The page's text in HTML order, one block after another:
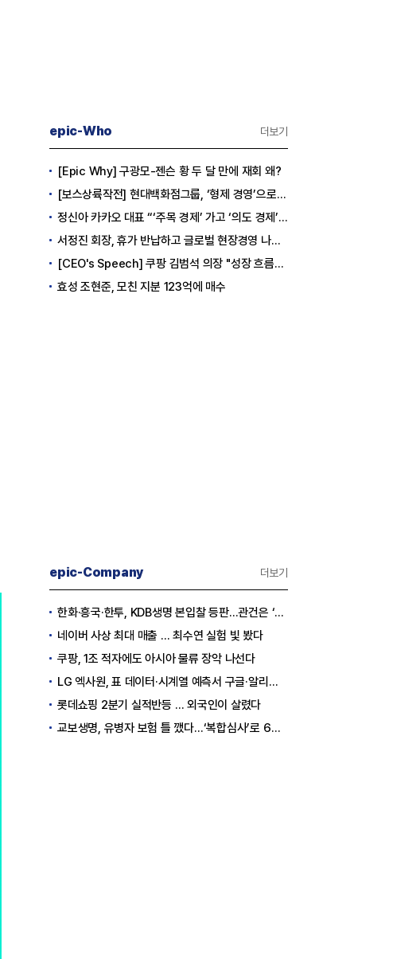
epic-Who 더보기
[Epic Why] 구광모-젠슨 황 두 달 만에 재회 왜?
[보스상륙작전] 현대백화점그룹, ‘형제 경영’으로 방향 틀었다
정신아 카카오 대표 “‘주목 경제’ 가고 ‘의도 경제’ 왔다”
서정진 회장, 휴가 반납하고 글로벌 현장경영 나선다
[CEO's Speech] 쿠팡 김범석 의장 "성장 흐름은 변하지 않았다"
효성 조현준, 모친 지분 123억에 매수
epic-Company 더보기
한화·흥국·한투, KDB생명 본입찰 등판…관건은 ‘산은 증자 규모’
네이버 사상 최대 매출 … 최수연 실험 빛 봤다
쿠팡, 1조 적자에도 아시아 물류 장악 나선다
LG 엑사원, 표 데이터·시계열 예측서 구글·알리바바 제쳤다
롯데쇼핑 2분기 실적반등 … 외국인이 살렸다
교보생명, 유병자 보험 틀 깼다…‘복합심사’로 6개월 독점권 획득